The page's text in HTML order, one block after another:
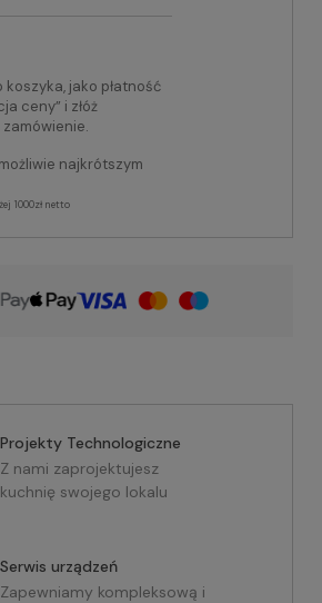
jako płatność
ceny” i złóż
najkrótszym
1000zł netto
Projekty Technologiczne
Z nami zaprojektujesz
kuchnię swojego lokalu
Serwis urządzeń
Zapewniamy kompleksową i